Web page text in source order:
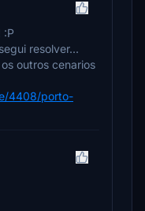
:P
resolver...
outros cenarios
4408/porto-